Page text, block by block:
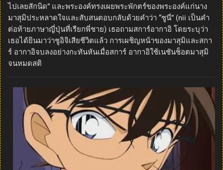
ไปเลยสักนิด” และพระองค์ทรงเผยพระพักตร์ของพระองค์แก่นาง
มาสุมิประหลาดใจและสับสนตอบกลับด้วยคำว่า “ชูนี่” (nii เป็นคำ
ต่อท้ายภาษาญี่ปุ่นที่เรียกพี่ชาย) เธอถามสการ์อากาอิ โดยระบุว่า
เธอได้ยินมาว่าชูอิจิเสียชีวิตแล้ว การเผชิญหน้าของมาสุมิและสกา
ร์ อากาอิจบลงอย่างกะทันหันเมื่อสการ์ อากาอิใช้เนชันช็อตมาสุมิ
จนหมดสติ